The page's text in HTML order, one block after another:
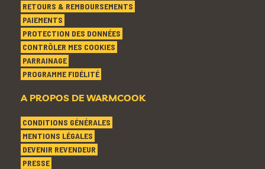
RETOURS & REMBOURSEMENTS
PAIEMENTS
PROTECTION DES DONNÉES
CONTRÔLER MES COOKIES
PARRAINAGE
PROGRAMME FIDÉLITÉ
A PROPOS DE WARMCOOK
CONDITIONS GÉNÉRALES
MENTIONS LÉGALES
DEVENIR REVENDEUR
PRESSE